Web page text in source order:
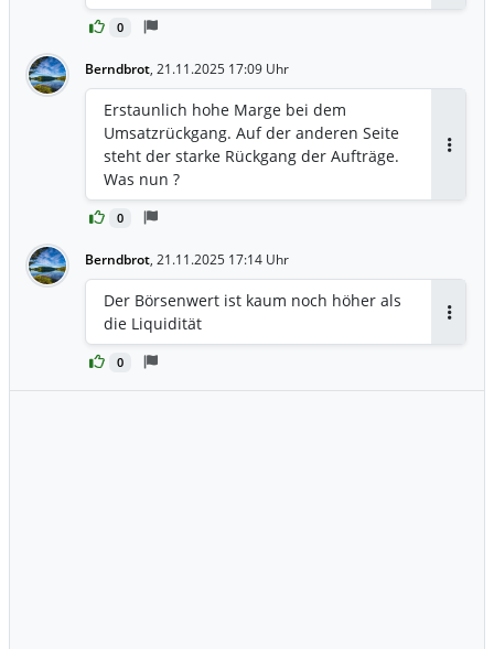
0
Berndbrot, 21.11.2025 17:09 Uhr
0
Erstaunlich hohe Marge bei dem
Umsatzrückgang. Auf der anderen Seite
steht der starke Rückgang der Aufträge.
Was nun ?
Berndbrot, 21.11.2025 17:14 Uhr
0
Der Börsenwert ist kaum noch höher als
die Liquidität